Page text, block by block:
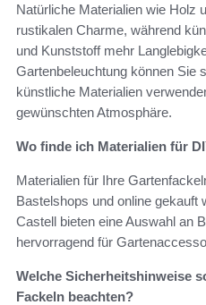
Natürliche Materialien wie Holz
rustikalen Charme, während
und Kunststoff mehr
Gartenbeleuchtung können Sie
künstliche Materialien
gewünschten Atmosphäre.
Wo finde ich Materialien für
Materialien für Ihre
Bastelshops und online gekauft
Castell bieten eine Auswahl an
hervorragend für
Welche Sicherheitshinweise
Fackeln beachten?